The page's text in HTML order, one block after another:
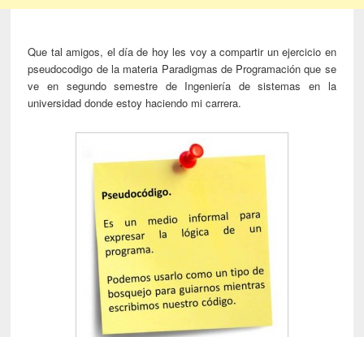
Que tal amigos, el día de hoy les voy a compartir un ejercicio en
pseudocodigo de la materia Paradigmas de Programación que se
ve en segundo semestre de Ingeniería de sistemas en la
universidad donde estoy haciendo mi carrera.